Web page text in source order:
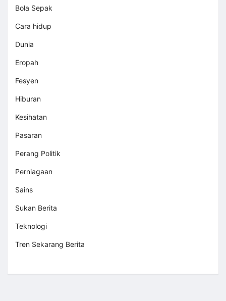
Bola Sepak
Cara hidup
Dunia
Eropah
Fesyen
Hiburan
Kesihatan
Pasaran
Perang Politik
Perniagaan
Sains
Sukan Berita
Teknologi
Tren Sekarang Berita